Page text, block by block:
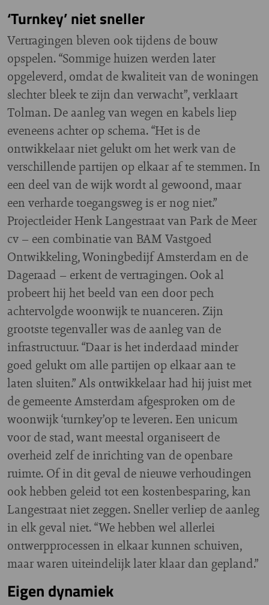
‘Turnkey’ niet sneller
Vertragingen bleven ook tijdens de bouw
opspelen. “Sommige huizen werden later
opgeleverd, omdat de kwaliteit van de woningen
slechter bleek te zijn dan verwacht”, verklaart
Tolman. De aanleg van wegen en kabels liep
eveneens achter op schema. “Het is de
ontwikkelaar niet gelukt om het werk van de
verschillende partijen op elkaar af te stemmen. In
een deel van de wijk wordt al gewoond, maar
een verharde toegangsweg is er nog niet.”
Projectleider Henk Langestraat van Park de Meer
cv – een combinatie van BAM Vastgoed
Ontwikkeling, Woningbedijf Amsterdam en de
Dageraad – erkent de vertragingen. Ook al
probeert hij het beeld van een door pech
achtervolgde woonwijk te nuanceren. Zijn
grootste tegenvaller was de aanleg van de
infrastructuur. “Daar is het inderdaad minder
goed gelukt om alle partijen op elkaar aan te
laten sluiten.” Als ontwikkelaar had hij juist met
de gemeente Amsterdam afgesproken om de
woonwijk ‘turnkey’op te leveren. Een unicum
voor de stad, want meestal organiseert de
overheid zelf de inrichting van de openbare
ruimte. Of in dit geval de nieuwe verhoudingen
ook hebben geleid tot een kostenbesparing, kan
Langestraat niet zeggen. Sneller verliep de aanleg
in elk geval niet. “We hebben wel allerlei
ontwerpprocessen in elkaar kunnen schuiven,
maar waren uiteindelijk later klaar dan gepland.”
Eigen dynamiek